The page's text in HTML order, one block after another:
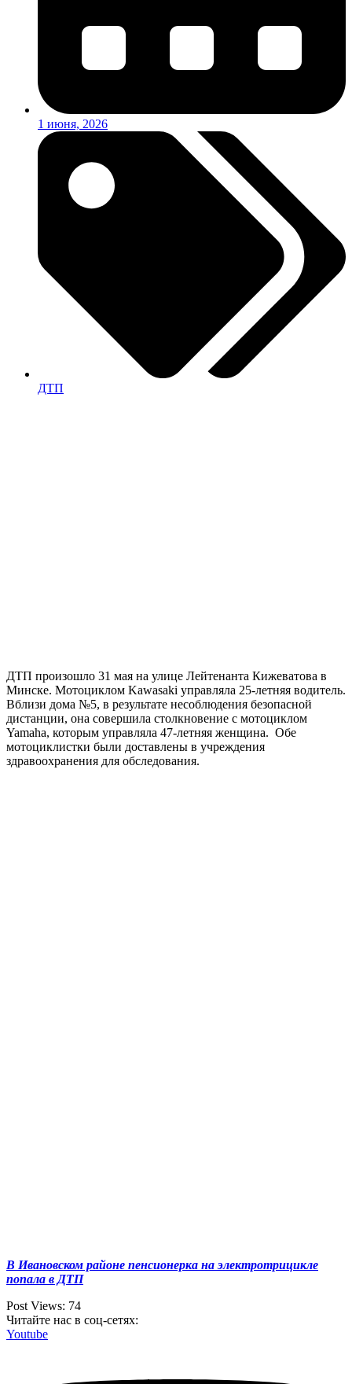
1 июня, 2026
ДТП
ДТП произошло 31 мая на улице Лейтенанта Кижеватова в
Минске. Мотоциклом Kawasaki управляла 25-летняя водитель.
Вблизи дома №5, в результате несоблюдения безопасной
дистанции, она совершила столкновение с мотоциклом
Yamaha, которым управляла 47-летняя женщина. Обе
мотоциклистки были доставлены в учреждения
здравоохранения для обследования.
В Ивановском районе пенсионерка на электротрицикле
попала в ДТП
Post Views: 74
Читайте нас в соц-сетях:
Youtube